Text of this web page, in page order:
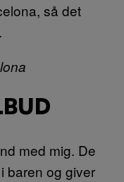
så det
med mig. De
baren og giver